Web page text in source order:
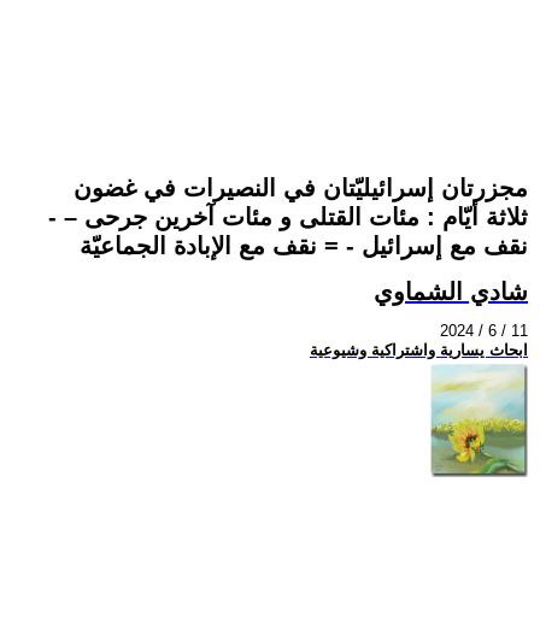
مجزرتان إسرائيليّتان في النصيرات في غضون
ثلاثة أيّام : مئات القتلى و مئات آخرين جرحى – -
نقف مع إسرائيل - = نقف مع الإبادة الجماعيّة
شادي الشماوي
2024 / 6 / 11
ابحاث يسارية واشتراكية وشيوعية